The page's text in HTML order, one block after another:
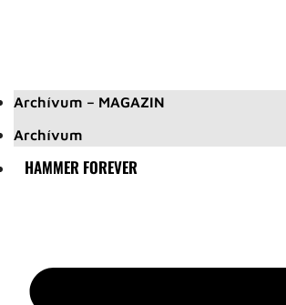
Archívum – MAGAZIN
Archívum
HAMMER FOREVER